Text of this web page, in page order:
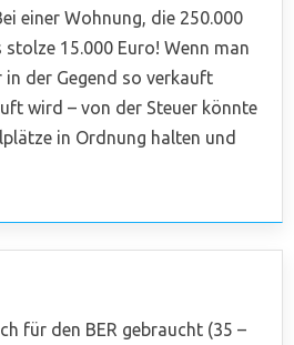
einer Wohnung, die 250.000
15.000 Euro! Wenn man
in der Gegend so verkauft
wird – von der Steuer könnte
in Ordnung halten und
für den BER gebraucht (35 –